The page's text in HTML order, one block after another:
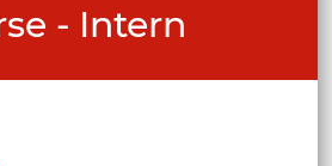
- Intern